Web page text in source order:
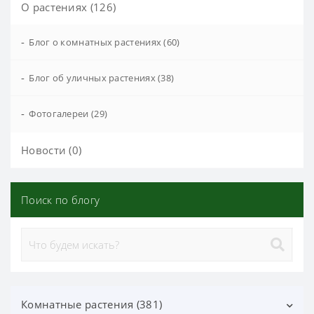
О растениях (126)
- Блог о комнатных растениях (60)
- Блог об уличных растениях (38)
- Фотогалереи (29)
Новости (0)
Поиск по блогу
Комнатные растения (381)